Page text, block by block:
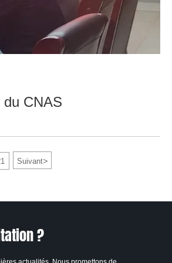
CNAS
Suivant>
?